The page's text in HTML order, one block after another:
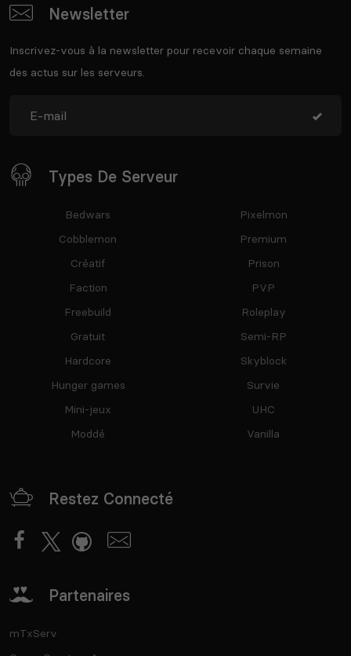
Newsletter
Inscrivez-vous à la newsletter pour recevoir chaque semaine
des actus sur les serveurs.
Types De Serveur
Bedwars
Cobblemon
Créatif
Faction
Freebuild
Gratuit
Hardcore
Hunger games
Mini-jeux
Moddé
Pixelmon
Premium
Prison
PVP
Roleplay
Semi-RP
Skyblock
Survie
UHC
Vanilla
Restez Connecté
Partenaires
mTxServ